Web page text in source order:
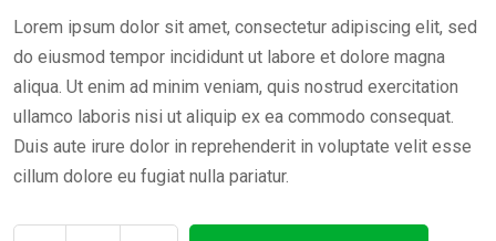
Lorem ipsum dolor sit amet, consectetur adipiscing elit, sed
do eiusmod tempor incididunt ut labore et dolore magna
aliqua. Ut enim ad minim veniam, quis nostrud exercitation
ullamco laboris nisi ut aliquip ex ea commodo consequat.
Duis aute irure dolor in reprehenderit in voluptate velit esse
cillum dolore eu fugiat nulla pariatur.